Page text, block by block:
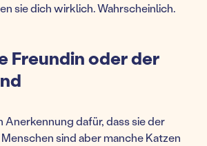
sie dich wirklich. Wahrscheinlich.
Freundin oder der
Anerkennung dafür, dass sie der
sind aber manche Katzen